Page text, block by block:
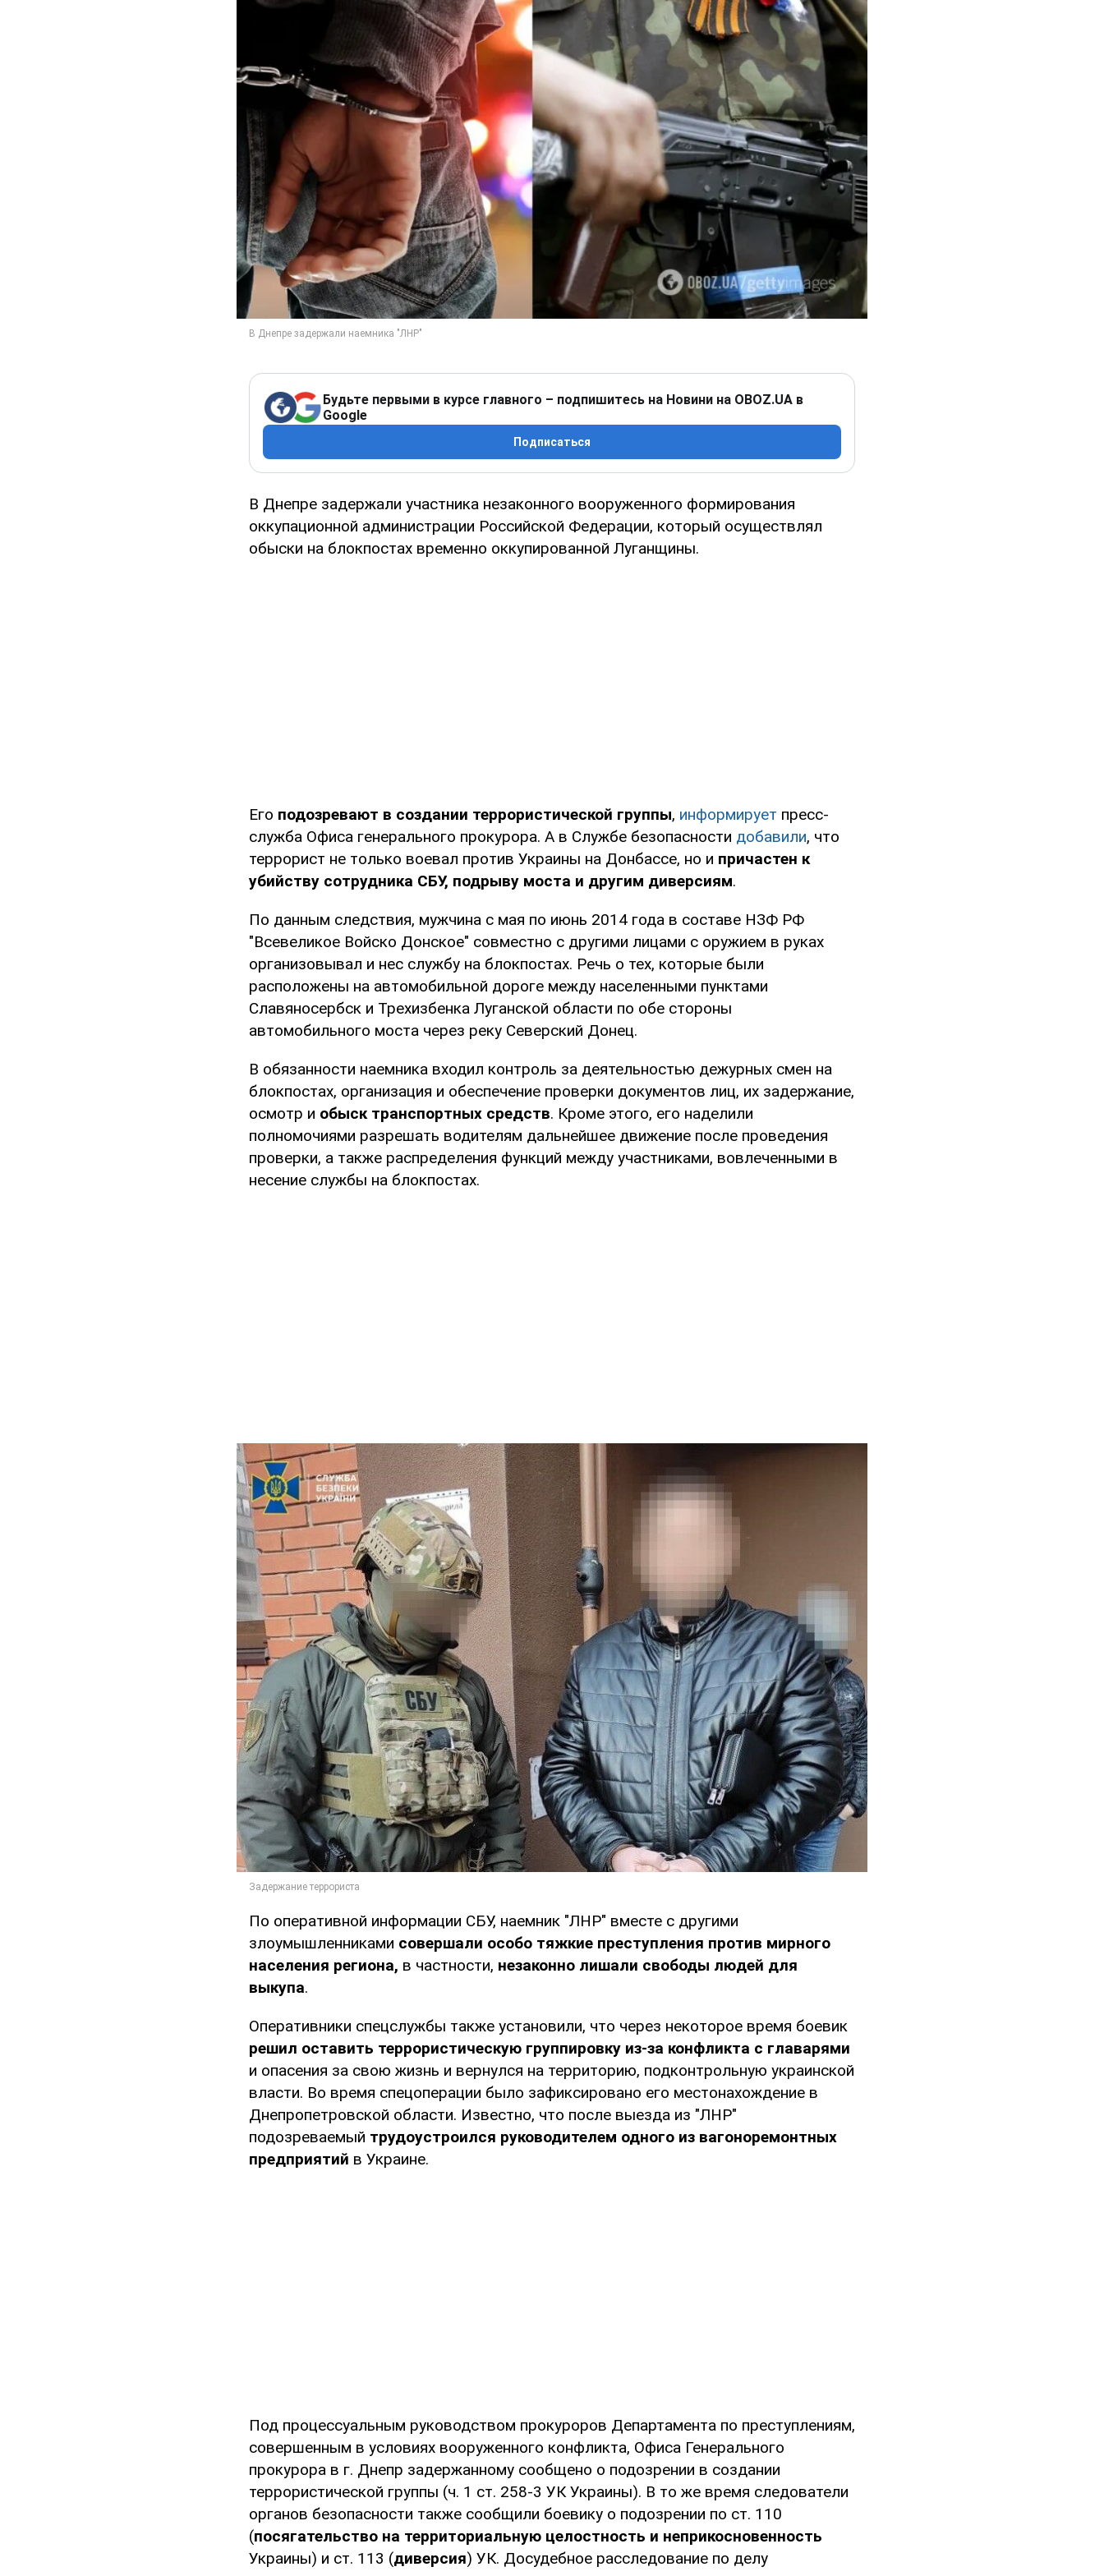
Будьте первыми в курсе главного – подпишитесь на Новини на OBOZ.UA в
Google
Подписаться
В Днепре задержали участника незаконного вооруженного формирования
оккупационной администрации Российской Федерации, который осуществлял
обыски на блокпостах временно оккупированной Луганщины.
Его подозревают в создании террористической группы, информирует пресс-
служба Офиса генерального прокурора. А в Службе безопасности добавили, что
террорист не только воевал против Украины на Донбассе, но и причастен к
убийству сотрудника СБУ, подрыву моста и другим диверсиям.
По данным следствия, мужчина с мая по июнь 2014 года в составе НЗФ РФ
"Всевеликое Войско Донское" совместно с другими лицами с оружием в руках
организовывал и нес службу на блокпостах. Речь о тех, которые были
расположены на автомобильной дороге между населенными пунктами
Славяносербск и Трехизбенка Луганской области по обе стороны
автомобильного моста через реку Северский Донец.
В обязанности наемника входил контроль за деятельностью дежурных смен на
блокпостах, организация и обеспечение проверки документов лиц, их задержание,
осмотр и обыск транспортных средств. Кроме этого, его наделили
полномочиями разрешать водителям дальнейшее движение после проведения
проверки, а также распределения функций между участниками, вовлеченными в
несение службы на блокпостах.
По оперативной информации СБУ, наемник "ЛНР" вместе с другими
злоумышленниками совершали особо тяжкие преступления против мирного
населения региона, в частности, незаконно лишали свободы людей для
выкупа.
Оперативники спецслужбы также установили, что через некоторое время боевик
решил оставить террористическую группировку из-за конфликта с главарями
и опасения за свою жизнь и вернулся на территорию, подконтрольную украинской
власти. Во время спецоперации было зафиксировано его местонахождение в
Днепропетровской области. Известно, что после выезда из "ЛНР"
подозреваемый трудоустроился руководителем одного из вагоноремонтных
предприятий в Украине.
Под процессуальным руководством прокуроров Департамента по преступлениям,
совершенным в условиях вооруженного конфликта, Офиса Генерального
прокурора в г. Днепр задержанному сообщено о подозрении в создании
террористической группы (ч. 1 ст. 258-3 УК Украины). В то же время следователи
органов безопасности также сообщили боевику о подозрении по ст. 110
(посягательство на территориальную целостность и неприкосновенность
Украины) и ст. 113 (диверсия) УК. Досудебное расследование по делу